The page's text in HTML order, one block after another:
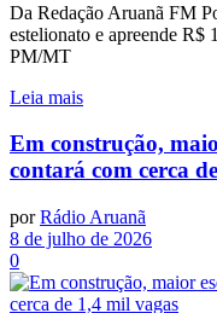
Da Redação Aruanã FM
estelionato e apreende R$
PM/MT
Leia mais
Em construção,
contará com cerca
por Rádio Aruanã
8 de julho de 2026
0